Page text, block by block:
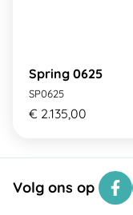
Spring 0625
SP0625
€ 2.135,00
Volg ons op